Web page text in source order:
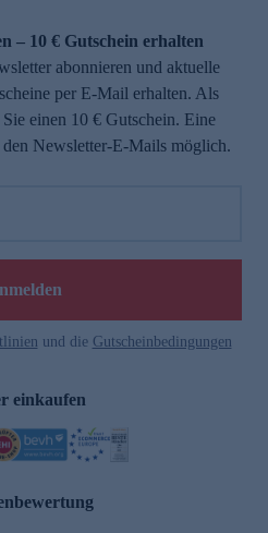
– 10 € Gutschein erhalten
abonnieren und aktuelle
per E-Mail erhalten. Als
einen 10 € Gutschein. Eine
Newsletter-E-Mails möglich.
und die Gutscheinbedingungen
einkaufen